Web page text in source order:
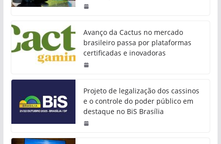
Avanço da Cactus no mercado
brasileiro passa por plataformas
certificadas e inovadoras
Projeto de legalização dos cassinos
e o controle do poder público em
destaque no BiS Brasília